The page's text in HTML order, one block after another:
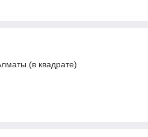
(в квадрате)